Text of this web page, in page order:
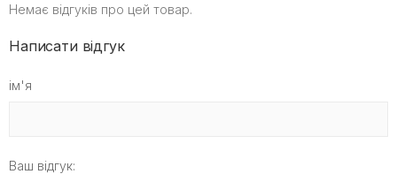
Немає відгуків про цей товар.
Написати відгук
ім'я
Ваш відгук: